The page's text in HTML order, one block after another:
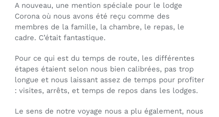
A nouveau, une mention spéciale pour le lodge
Corona où nous avons été reçu comme des
membres de la famille, la chambre, le repas, le
cadre. C’était fantastique.
Pour ce qui est du temps de route, les différentes
étapes étaient selon nous bien calibrées, pas trop
longue et nous laissant assez de temps pour profiter
: visites, arrêts, et temps de repos dans les lodges.
Le sens de notre voyage nous a plu également, nous